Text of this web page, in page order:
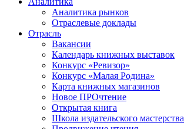
Аналитика рынков
Отраслевые доклады
Отрасль
Вакансии
Календарь книжных выставок
Конкурс «Ревизор»
Конкурс «Малая Родина»
Карта книжных магазинов
Новое ПРОчтение
Открытая книга
Школа издательского мастерства